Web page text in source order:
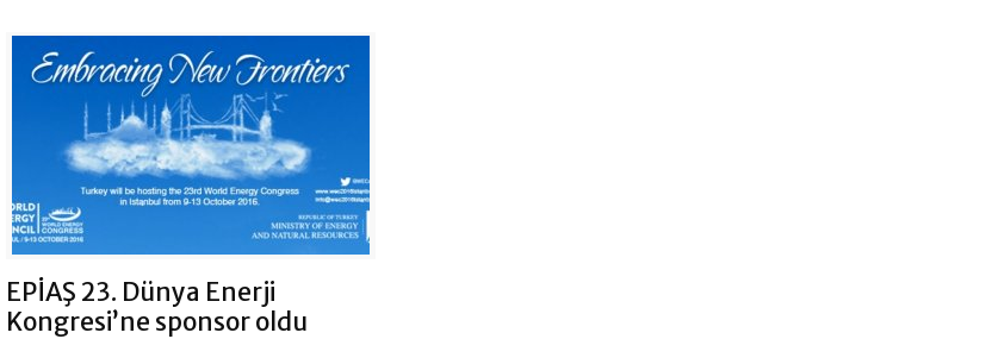
EPİAŞ 23. Dünya Enerji
Kongresi’ne sponsor oldu